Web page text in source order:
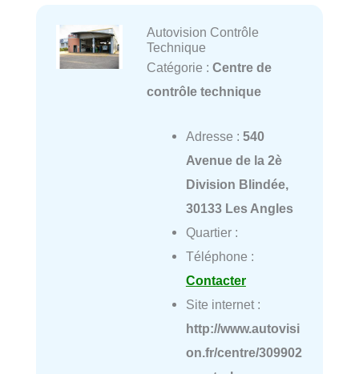
Autovision Contrôle
Technique
Catégorie : Centre de
contrôle technique
Adresse : 540
Avenue de la 2è
Division Blindée,
30133 Les Angles
Quartier :
Téléphone :
Contacter
Site internet :
http://www.autovisi
on.fr/centre/309902